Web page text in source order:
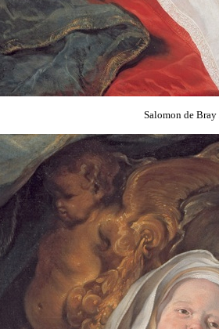
Salomon de Bray